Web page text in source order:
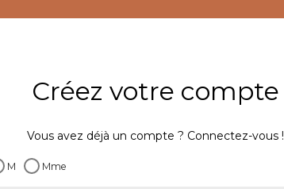
Créez votre compte
Vous avez déjà un compte ? Connectez-vous !
M Mme